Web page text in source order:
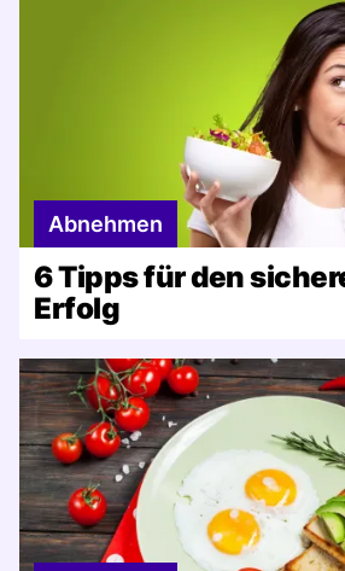
Abnehmen
6 Tipps für den
Erfolg